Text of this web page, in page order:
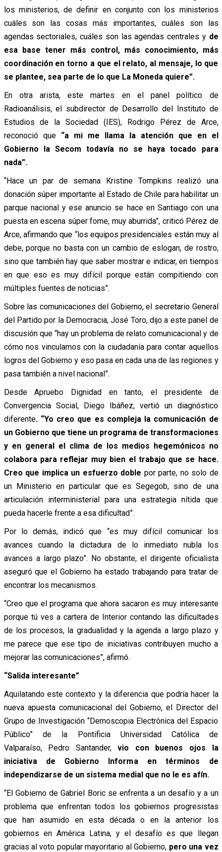
los ministerios, de definir en conjunto con los ministerios
cuáles son las cosas más importantes, cuáles son las
agendas sectoriales, cuáles son las agendas centrales y de
esa base tener más control, más conocimiento, más
coordinación en torno a que el relato, al mensaje, lo que
se plantee, sea parte de lo que La Moneda quiere”.
En otra arista, este martes en el panel político de
Radioanálisis, el subdirector de Desarrollo del Instituto de
Estudios de la Sociedad (IES), Rodrigo Pérez de Arce,
reconoció que “a mi me llama la atención que en el
Gobierno la Secom todavía no se haya tocado para
nada”.
“Hace un par de semana Kristine Tompkins realizó una
donación súper importante al Estado de Chile para habilitar un
parque nacional y ese anuncio se hace en Santiago con una
puesta en escena súper fome, muy aburrida”, criticó Pérez de
Arce, afirmando que “los equipos presidenciales están muy al
debe, porque no basta con un cambio de eslogan, de rostro,
sino que también hay que saber mostrar e indicar, en tiempos
en que eso es muy difícil porque están compitiendo con
múltiples fuentes de noticias”.
Sobre las comunicaciones del Gobierno, el secretario General
del Partido por la Democracia, José Toro, dijo a este panel de
discusión que “hay un problema de relato comunicacional y de
cómo nos vinculamos con la ciudadanía para contar aquellos
logros del Gobierno y eso pasa en cada una de las regiones y
pasa también a nivel nacional”.
Desde Apruebo Dignidad en tanto, el presidente de
Convergencia Social, Diego Ibáñez, vertió un diagnóstico
diferente. “Yo creo que es compleja la comunicación de
un Gobierno que tiene un programa de transformaciones
y en general el clima de los medios hegemónicos no
colabora para reflejar muy bien el trabajo que se hace.
Creo que implica un esfuerzo doble por parte, no solo de
un Ministerio en particular que es Segegob, sino de una
articulación interministerial para una estrategia nítida que
pueda hacerle frente a esa dificultad”.
Por lo demás, indicó que “es muy difícil comunicar los
avances cuando la dictadura de lo inmediato nubla los
avances a largo plazo”. No obstante, el dirigente oficialista
aseguró que el Gobierno ha estado trabajando para tratar de
encontrar los mecanismos.
“Creo que el programa que ahora sacaron es muy interesante
porque tú ves a cartera de Interior contando las dificultades
de los procesos, la gradualidad y la agenda a largo plazo y
me parece que ese tipo de iniciativas contribuyen mucho a
mejorar las comunicaciones”, afirmó.
“Salida interesante”
Aquilatando este contexto y la diferencia que podría hacer la
nueva apuesta comunicacional del Gobierno, el Director del
Grupo de Investigación “Demoscopia Electrónica del Espacio
Público” de la Pontificia Universidad Católica de
Valparaíso, Pedro Santander,vio con buenos ojos la
iniciativa de Gobierno Informa en términos de
independizarse de un sistema medial que no le es afín.
“El Gobierno de Gabriel Boric se enfrenta a un desafío y a un
problema que enfrentan todos los gobiernos progresistas
que han asumido en esta década o en la anterior los
gobiernos en América Latina, y el desafío es que llegan
gracias al voto popular mayoritario al Gobierno, pero una vez